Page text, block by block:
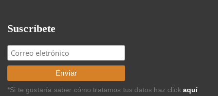
Suscríbete
*Si te gustaría saber cómo tratamos tus datos haz click aquí